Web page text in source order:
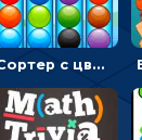
Сортер с цветными шариками: размещать в колбах по цвету